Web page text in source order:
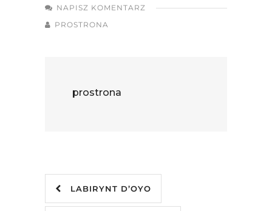
NAPISZ KOMENTARZ
PROSTRONA
prostrona
LABIRYNT D’OYO